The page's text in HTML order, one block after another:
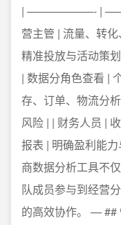
| ——————- |
营主管 | 流量、转
精准投放与活动策
| 数据分角色查看 |
存、订单、物流分
风险 | | 财务人员 |
报表 | 明确盈利能
商数据分析工具不
队成员参与到经营
的高效协作。 — ##